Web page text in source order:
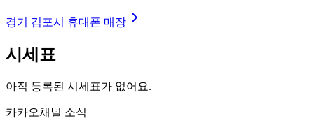
경기 김포시 휴대폰 매장
시세표
아직 등록된 시세표가 없어요.
카카오채널 소식